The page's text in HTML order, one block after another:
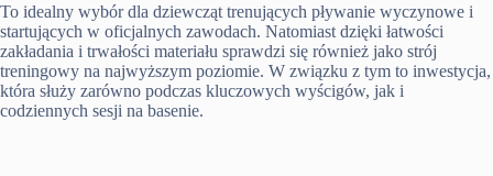
To idealny wybór dla dziewcząt trenujących pływanie wyczynowe i
startujących w oficjalnych zawodach. Natomiast dzięki łatwości
zakładania i trwałości materiału sprawdzi się również jako strój
treningowy na najwyższym poziomie. W związku z tym to inwestycja,
która służy zarówno podczas kluczowych wyścigów, jak i
codziennych sesji na basenie.